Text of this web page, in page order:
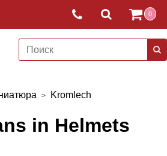
0
Kromlech
in Helmets